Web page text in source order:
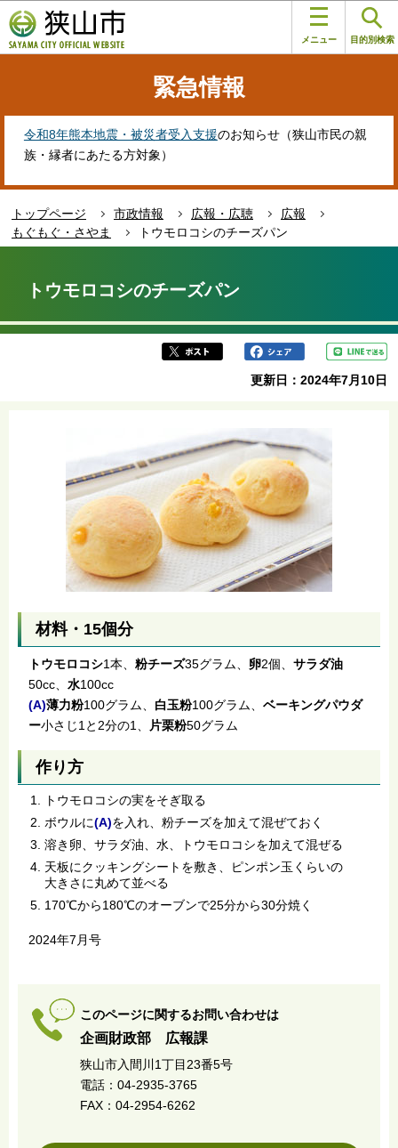
の
ペ
す
メニュー 目的別検索
緊急情報
令和8年熊本地震・被災者受入支援のお知らせ（狭山市民の親
族・縁者にあたる方対象）
トップページ 市政情報 広報・広聴
広報
もぐもぐ・さやま
トウモロコシのチーズパン
か
トウモロコシのチーズパン
更新日：2024年7月10日
材料・15個分
トウモロコシ1本、 粉チーズ35グラム、 卵2個、 サラダ油
50cc、 水100cc
(A)薄力粉100グラム、 白玉粉100グラム、 ベーキングパウダ
ー小さじ1と2分の1、 片栗粉50グラム
作り方
トウモロコシの実をそぎ取る
ボウルに(A)を入れ、粉チーズを加えて混ぜておく
溶き卵、サラダ油、水、トウモロコシを加えて混ぜる
天板にクッキングシートを敷き、ピンポン玉くらいの
大きさに丸めて並べる
170℃から180℃のオーブンで25分から30分焼く
2024年7月号
このページに関するお問い合わせは
企画財政部 広報課
狭山市入間川1丁目23番5号
電話：04-2935-3765
FAX：04-2954-6262